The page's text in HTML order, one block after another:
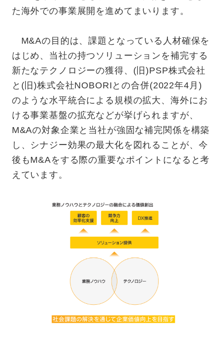
た海外での事業展開を進めてまいります。
M&Aの目的は、課題となっている人材確保を
はじめ、当社の持つソリューションを補完する
新たなテクノロジーの獲得、(旧)PSP株式会社
と(旧)株式会社NOBORIとの合併(2022年4月)
のような水平統合による規模の拡大、海外にお
ける事業基盤の拡充などが挙げられますが、
M&Aの対象企業と当社が強固な補完関係を構築
し、シナジー効果の最大化を図れることが、今
後もM&Aをする際の重要なポイントになると考
えています。